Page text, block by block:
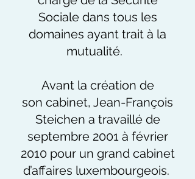
Sociale dans tous les
domaines ayant trait à la
mutualité.
Avant la création de
son cabinet, Jean-François
Steichen a travaillé de
septembre 2001 à février
2010 pour un grand cabinet
d’affaires luxembourgeois.